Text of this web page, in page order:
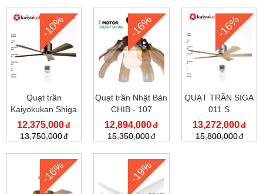
-10%
Quạt trần
Kaiyokukan Shiga
011 BK
12,375,000
13,750,000
-16%
Quạt trần Nhật Bản
CHIB - 107
12,894,000
15,350,000
-16%
QUẠT TRẦN SIGA
011 S
13,272,000
15,800,000
-16% -19%